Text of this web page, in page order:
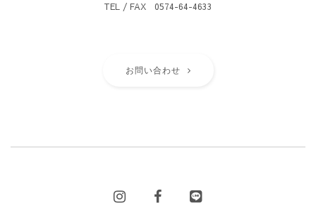
TEL / FAX 0574-64-4633
お問い合わせ